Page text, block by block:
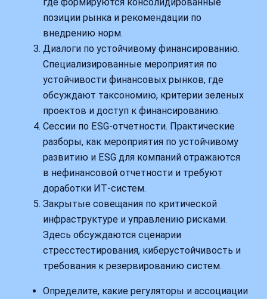
позиции рынка и рекомендации по
внедрению норм.
Диалоги по устойчивому финансированию.
Специализированные мероприятия по
устойчивости финансовых рынков, где
обсуждают таксономию, критерии зеленых
проектов и доступ к финансированию.
Сессии по ESG‑отчетности. Практические
разборы, как мероприятия по устойчивому
развитию и ESG для компаний отражаются
в нефинансовой отчетности и требуют
доработки ИТ‑систем.
Закрытые совещания по критической
инфраструктуре и управлению рисками.
Здесь обсуждаются сценарии
стресстестирования, киберустойчивость и
требования к резервированию систем.
Определите, какие регуляторы и ассоциации